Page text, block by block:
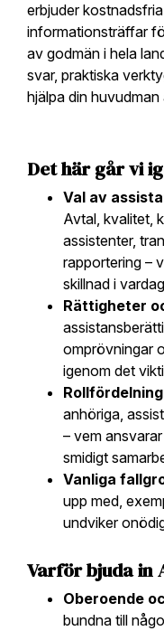
erbjuder
informationsträffar
av godmän i hela
svar, praktiska
hjälpa din
Det här går vi
Val av
Avtal, kvalitet,
assistenter,
rapportering –
skillnad i
Rättigheter
omprövningar
igenom det
anhöriga,
– vem
smidigt
Vanliga
upp med,
undviker
Varför bjuda in
Oberoende
bundna till